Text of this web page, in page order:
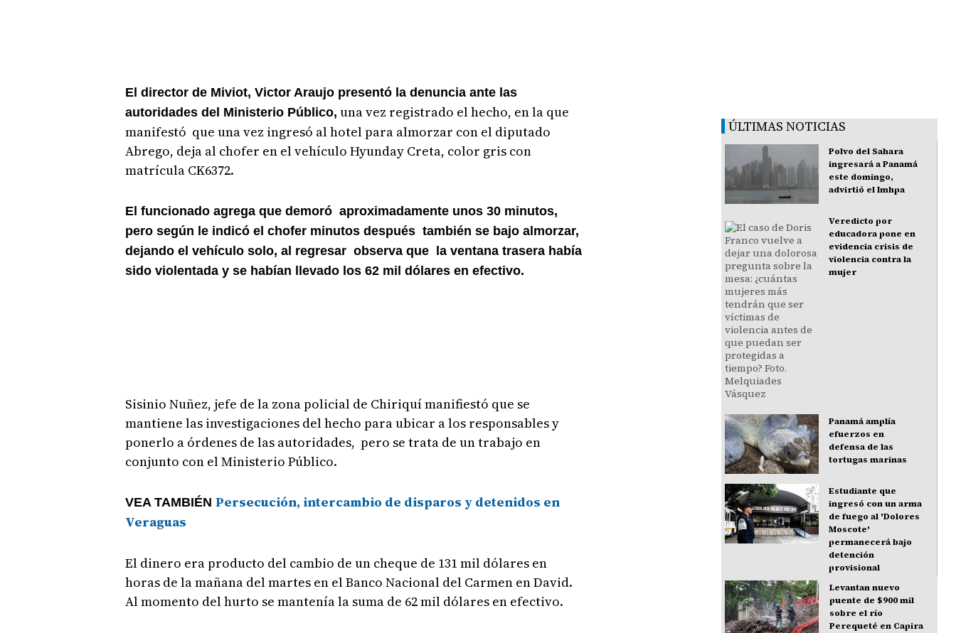
El director de Miviot, Victor Araujo presentó la denuncia ante las
autoridades del Ministerio Público, una vez registrado el hecho, en la que
manifestó que una vez ingresó al hotel para almorzar con el diputado
Abrego, deja al chofer en el vehículo Hyunday Creta, color gris con
matrícula CK6372.
El funcionado agrega que demoró aproximadamente unos 30 minutos,
pero según le indicó el chofer minutos después también se bajo almorzar,
dejando el vehículo solo, al regresar observa que la ventana trasera había
sido violentada y se habían llevado los 62 mil dólares en efectivo.
Sisinio Nuñez, jefe de la zona policial de Chiriquí manifiestó que se
mantiene las investigaciones del hecho para ubicar a los responsables y
ponerlo a órdenes de las autoridades, pero se trata de un trabajo en
conjunto con el Ministerio Público.
VEA TAMBIÉN Persecución, intercambio de disparos y detenidos en
Veraguas
El dinero era producto del cambio de un cheque de 131 mil dólares en
horas de la mañana del martes en el Banco Nacional del Carmen en David.
Al momento del hurto se mantenía la suma de 62 mil dólares en efectivo.
ÚLTIMAS NOTICIAS
Polvo del Sahara
ingresará a Panamá
este domingo,
advirtió el Imhpa
Veredicto por
educadora pone en
evidencia crisis de
violencia contra la
mujer
Panamá amplía
efuerzos en
defensa de las
tortugas marinas
Estudiante que
ingresó con un arma
de fuego al 'Dolores
Moscote'
permanecerá bajo
detención
provisional
Levantan nuevo
puente de $900 mil
sobre el río
Perequeté en Capira